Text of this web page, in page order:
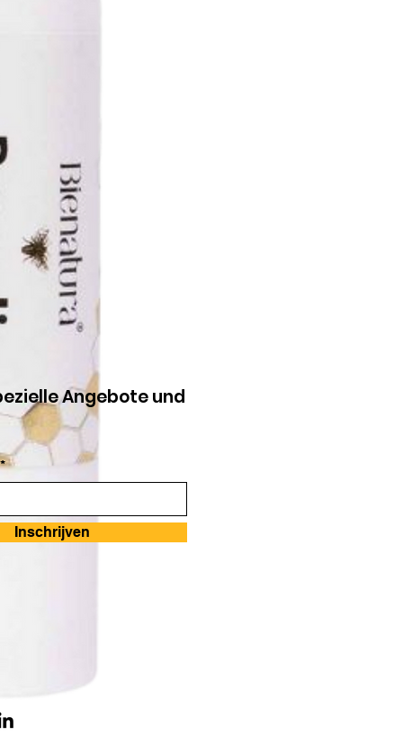
Angebote und
Inschrijven